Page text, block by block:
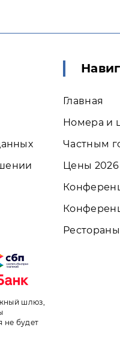
шлюз,
не будет
Главная
Номера и
Частным
Цены 2026
Рестораны